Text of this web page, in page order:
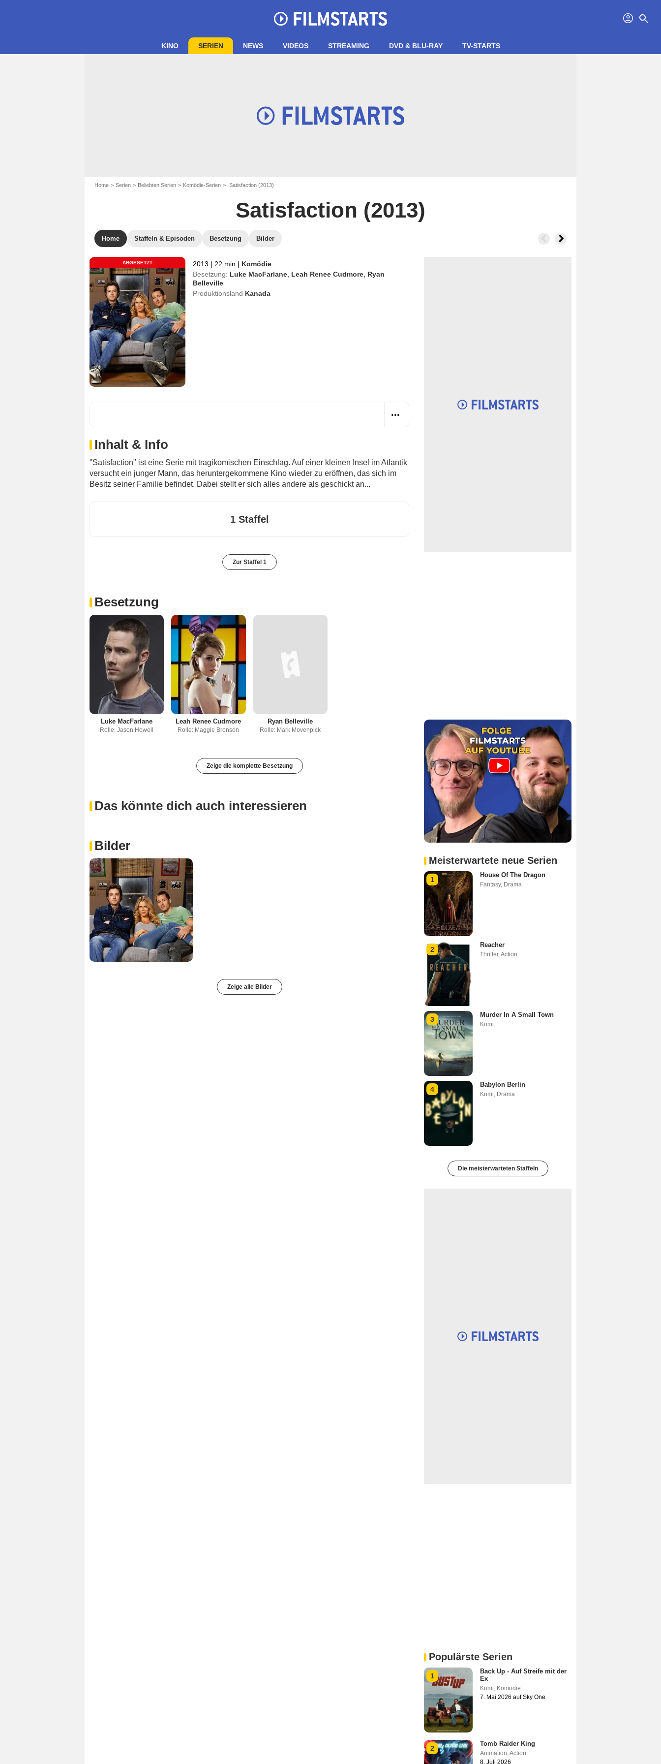
profil search
KINO SERIEN NEWS VIDEOS STREAMING DVD & BLU-RAY TV-STARTS
Home Serien Beliebten Serien Komödie-Serien Satisfaction (2013)
Satisfaction (2013)
Home Staffeln & Episoden Besetzung Bilder
ABGESETZT 2013 | 22 min | Komödie
Besetzung: Luke MacFarlane Leah Renee Cudmore Ryan
Belleville
Produktionsland Kanada
Inhalt & Info
"Satisfaction" ist eine Serie mit tragikomischen Einschlag. Auf einer kleinen Insel im Atlantik
versucht ein junger Mann, das heruntergekommene Kino wieder zu eröffnen, das sich im
Besitz seiner Familie befindet. Dabei stellt er sich alles andere als geschickt an...
1 Staffel
Zur Staffel 1
Besetzung
Luke MacFarlane
Rolle: Jason Howell
Leah Renee Cudmore
Rolle: Maggie Bronson
Ryan Belleville
Rolle: Mark Movenpick
Zeige die komplette Besetzung
Das könnte dich auch interessieren
Bilder
Zeige alle Bilder
Meisterwartete neue Serien
1
House Of The Dragon
Fantasy, Drama
2
Reacher
Thriller,Action
3
Murder In A Small Town
Krimi
4
Babylon Berlin
Krimi, Drama
Die meisterwarteten Staffeln
Populärste Serien
1
Back Up - Auf Streife mit der
Ex
Krimi, Komödie
7. Mai 2026 auf Sky One
2
Tomb Raider King
Animation,Action
8. Juli 2026